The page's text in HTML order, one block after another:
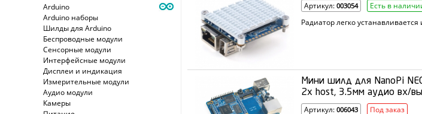
Arduino
Arduino наборы
Шилды для Arduino
Беспроводные модули
Сенсорные модули
Интерфейсные модули
Дисплеи и индикация
Измерительные модули
Аудио модули
Камеры
Артикул: 003054
Есть в
Радиатор легко
Мини шилд для NanoPi
2x host, 3.5мм аудио вх/
Артикул: 006043 Под заказ